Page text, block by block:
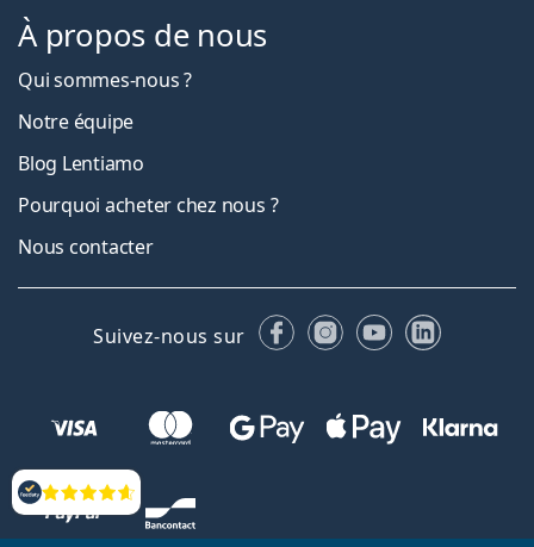
Évaluation
À propos de nous
Qui sommes-nous ?
Notre équipe
Blog Lentiamo
Pourquoi acheter chez nous ?
Nous contacter
Suivez-nous sur FacebookInstagram
YouTubeLinkedIn